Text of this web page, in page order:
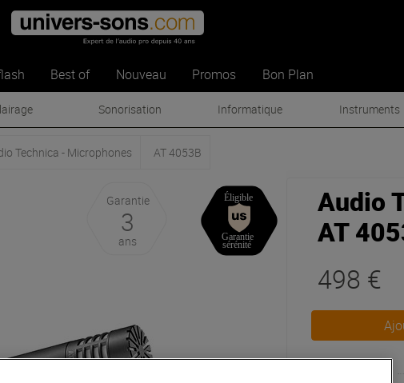
Best of Nouveau Promos Bon Plan
Sonorisation Informatique Instruments
Technica - Microphones AT 4053B
Garantie
3
ans
Audio
AT
498 €